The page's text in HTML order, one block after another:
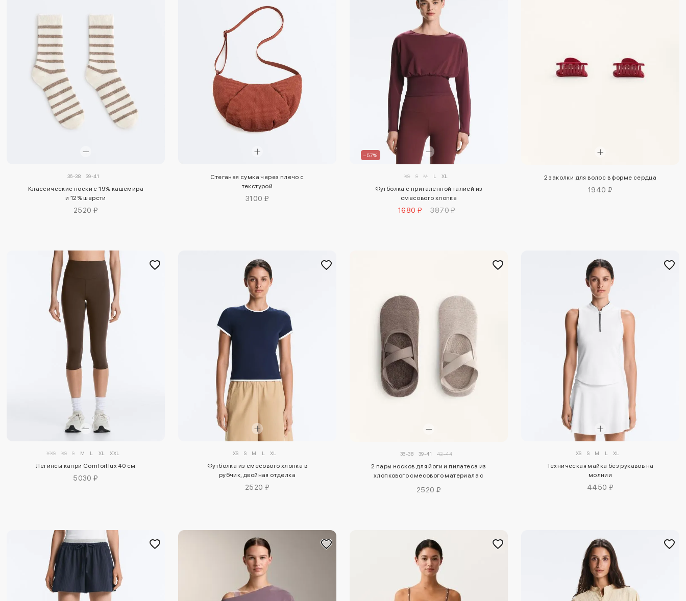
36-38 39-41
Классические носки с 19% кашемира
и 12% шерсти
2520 ₽
Стеганая сумка через плечо с
текстурой
3100 ₽
–57%
XS S M L XL
Футболка с приталенной талией из
смесового хлопка
1680 ₽ 3870 ₽
2 заколки для волос в форме сердца
1940 ₽
XXS XS S M L XL XXL
Легинсы капри Comfortlux 40 см
5030 ₽
XS S M L XL
Футболка из смесового хлопка в
рубчик, двойная отделка
2520 ₽
36-38 39-41 42-44
2 пары носков для йоги и пилатеса из
хлопкового смесового материала с
ремешками
2520 ₽
XS S M L XL
Техническая майка без рукавов на
молнии
4450 ₽